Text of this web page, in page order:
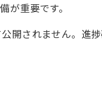
重要です。
開されません。進